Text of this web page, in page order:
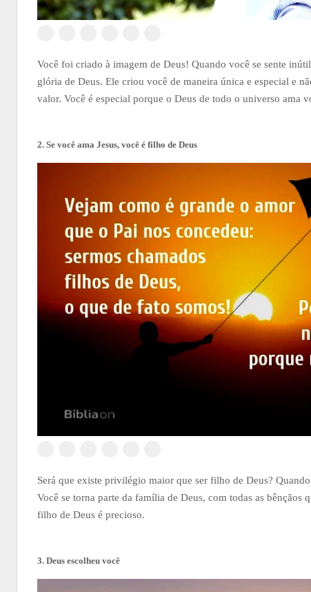
Você foi criado à imagem de Deus! Quando você se sente
glória de Deus. Ele criou você de maneira única e especial e
valor. Você é especial porque o Deus de todo o universo ama
2. Se você ama Jesus, você é filho de Deus
Será que existe privilégio maior que ser filho de Deus?
Você se torna parte da família de Deus, com todas as
filho de Deus é precioso.
3. Deus escolheu você